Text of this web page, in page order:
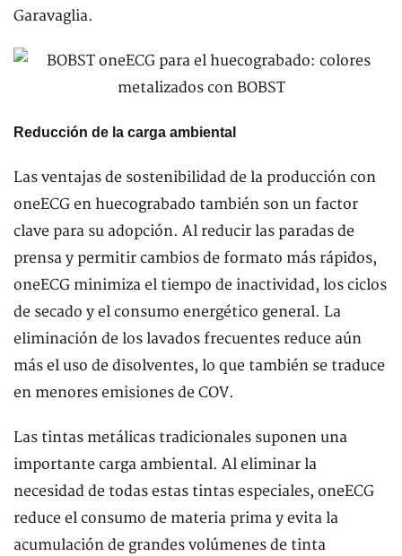
Garavaglia.
Reducción de la carga ambiental
Las ventajas de sostenibilidad de la producción con
oneECG en huecograbado también son un factor
clave para su adopción. Al reducir las paradas de
prensa y permitir cambios de formato más rápidos,
oneECG minimiza el tiempo de inactividad, los ciclos
de secado y el consumo energético general. La
eliminación de los lavados frecuentes reduce aún
más el uso de disolventes, lo que también se traduce
en menores emisiones de COV.
Las tintas metálicas tradicionales suponen una
importante carga ambiental. Al eliminar la
necesidad de todas estas tintas especiales, oneECG
reduce el consumo de materia prima y evita la
acumulación de grandes volúmenes de tinta